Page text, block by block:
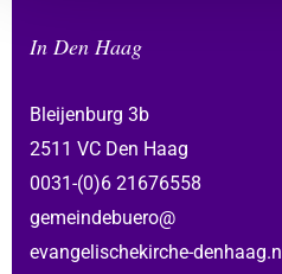
In Den Haag
Bleijenburg 3b
2511 VC Den Haag
0031-(0)6 21676558
gemeindebuero@
evangelischekirche-denhaag.nl